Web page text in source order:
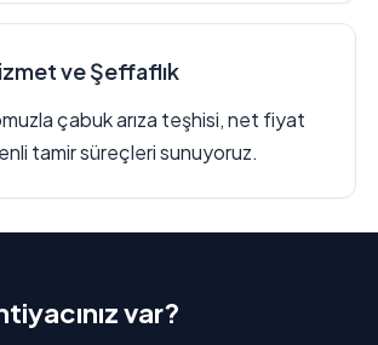
ve Şeffaflık
çabuk arıza teşhisi, net fiyat
tamir süreçleri sunuyoruz.
var?